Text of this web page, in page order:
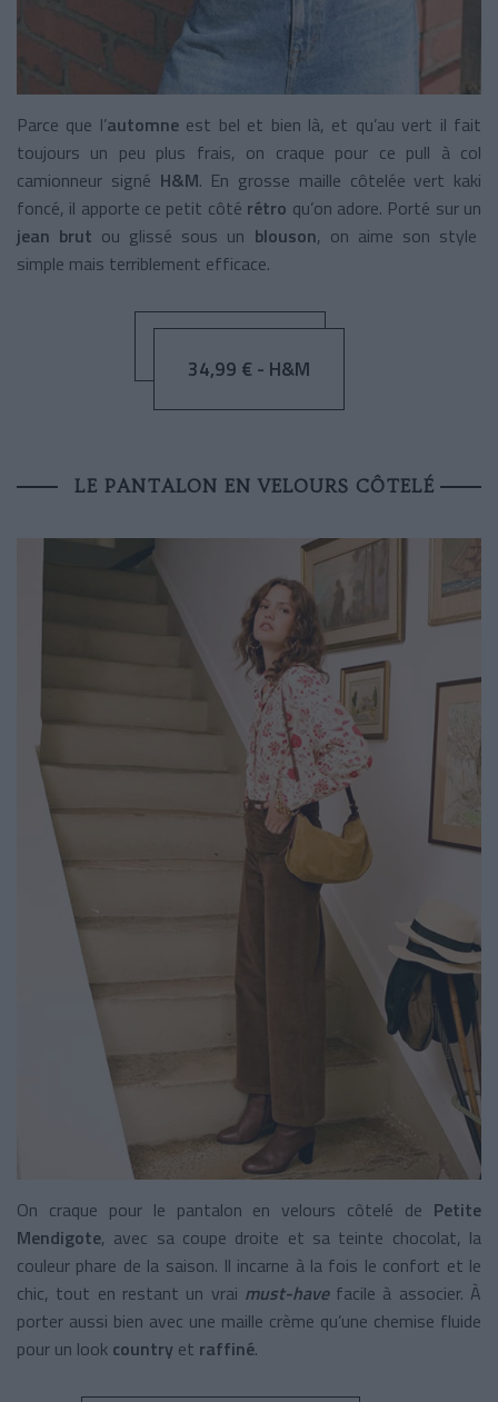
Parce que l’automneest bel et bien là, et qu’au vert il fait
toujours un peu plus frais, on craque pour ce pull à col
camionneur signé H&M. En grosse maille côtelée vert kaki
foncé, il apporte ce petit côté rétro qu’on adore. Porté sur un
jean brut ou glissé sous un blouson, on aime son style
simple mais terriblement efficace.
34,99 € - H&M
LE PANTALON EN VELOURS CÔTELÉ
On craque pour le pantalon en velours côtelé de Petite
Mendigote, avec sa coupe droite et sa teinte chocolat, la
couleur phare de la saison. Il incarne à la fois le confort et le
chic, tout en restant un vrai must-havefacile à associer. À
porter aussi bien avec une maille crème qu’une chemise fluide
pour un look country et raffiné.